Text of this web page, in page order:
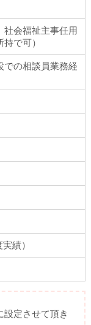
社会福祉主事任用
で可）
での相談員業務経
績）
設定させて頂き